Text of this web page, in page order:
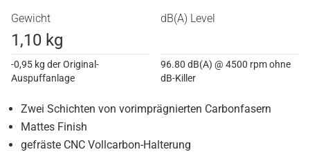
Gewicht
1,10 kg
-0,95 kg der Original-
Auspuffanlage
dB(A) Level
96.80 dB(A) @ 4500 rpm ohne
dB-Killer
Zwei Schichten von vorimprägnierten Carbonfasern
Mattes Finish
gefräste CNC Vollcarbon-Halterung